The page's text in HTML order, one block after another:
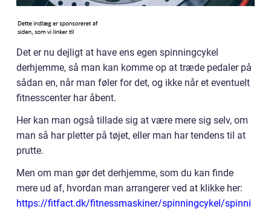
Det er nu dejligt at have ens egen spinningcykel
derhjemme, så man kan komme op at træde pedaler på
sådan en, når man føler for det, og ikke når et eventuelt
fitnesscenter har åbent.
Her kan man også tillade sig at være mere sig selv, om
man så har pletter på tøjet, eller man har tendens til at
prutte.
Men om man gør det derhjemme, som du kan finde
mere ud af, hvordan man arrangerer ved at klikke her:
https://fitfact.dk/fitnessmaskiner/spinningcykel/spinni